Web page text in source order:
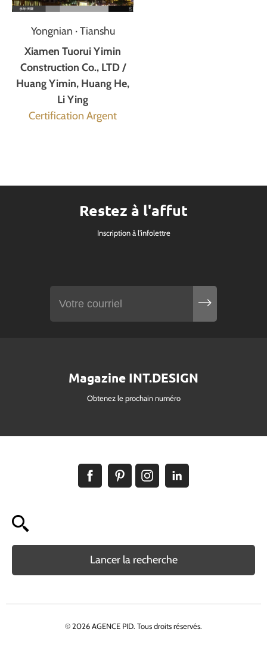
Yongnian · Tianshu
Xiamen Tuorui Yimin
Construction Co., LTD /
Huang Yimin, Huang He,
Li Ying
Certification Argent
Restez à l'affut
Inscription à l'infolettre
Magazine INT.DESIGN
Obtenez le prochain numéro
Lancer la recherche
© 2026 AGENCE PID. Tous droits réservés.